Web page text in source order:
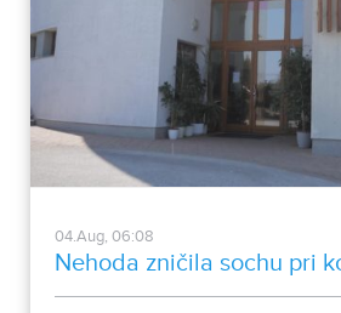
04.Aug, 06:08
Nehoda zničila sochu pri